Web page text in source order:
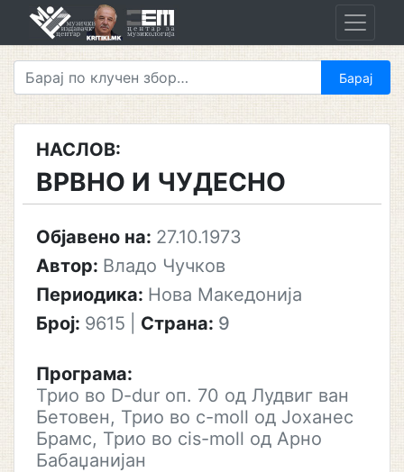
НАСЛОВ:
ВРВНО И ЧУДЕСНО
Објавено на: 27.10.1973
Автор: Владо Чучков
Периодика: Нова Македонија
Број: 9615 Страна: 9
Програма:
Трио во D-dur оп. 70 од Лудвиг ван
Бетовен, Трио во c-moll од Јоханес
Брамс, Трио во cis-moll од Арно
Бабаџанијан